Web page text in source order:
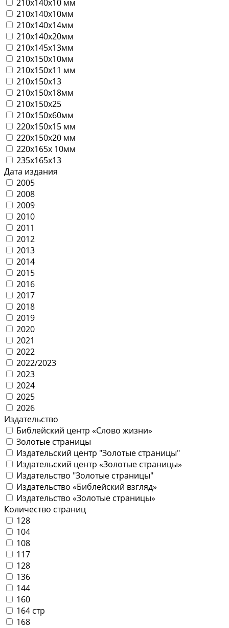
210х140х10 мм
210х140х10мм
210х140х14мм
210х140х20мм
210х145х13мм
210х150х10мм
210х150х11 мм
210х150х13
210х150х18мм
210х150х25
210х150х60мм
220х150х15 мм
220х150х20 мм
220х165х 10мм
235х165х13
Дата издания
2005
2008
2009
2010
2011
2012
2013
2014
2015
2016
2017
2018
2019
2020
2021
2022
2022/2023
2023
2024
2025
2026
Издательство
Библейский центр «Слово жизни»
Золотые страницы
Издательский центр "Золотые страницы"
Издательский центр «Золотые страницы»
Издательство "Золотые страницы"
Издательство «Библейский взгляд»
Издательство «Золотые страницы»
Количество страниц
128
104
108
117
128
136
144
160
164 стр
168